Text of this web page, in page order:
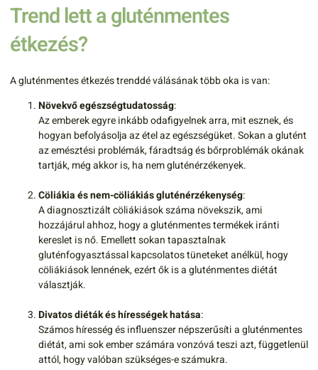
Trend lett a gluténmentes
étkezés?
A gluténmentes étkezés trenddé válásának több oka is van:
Növekvő egészségtudatosság:
Az emberek egyre inkább odafigyelnek arra, mit esznek, és
hogyan befolyásolja az étel az egészségüket. Sokan a glutént
az emésztési problémák, fáradtság és bőrproblémák okának
tartják, még akkor is, ha nem gluténérzékenyek.
Cöliákia és nem-cöliákiás gluténérzékenység:
A diagnosztizált cöliákiások száma növekszik, ami
hozzájárul ahhoz, hogy a gluténmentes termékek iránti
kereslet is nő. Emellett sokan tapasztalnak
gluténfogyasztással kapcsolatos tüneteket anélkül, hogy
cöliákiások lennének, ezért ők is a gluténmentes diétát
választják.
Divatos diéták és hírességek hatása:
Számos híresség és influenszer népszerűsíti a gluténmentes
diétát, ami sok ember számára vonzóvá teszi azt, függetlenül
attól, hogy valóban szükséges-e számukra.